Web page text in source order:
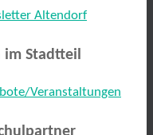
Altendorf
Stadtteil
Veranstaltungen